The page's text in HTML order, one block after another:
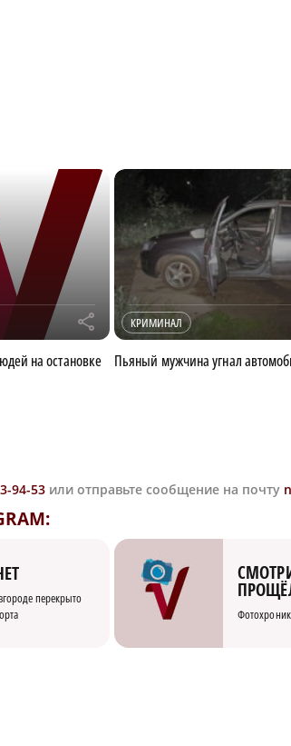
r
на остановке
КРИМИНАЛ
Пьяный мужчина угнал
94-53 или отправьте сообщение на почту
перекрыто